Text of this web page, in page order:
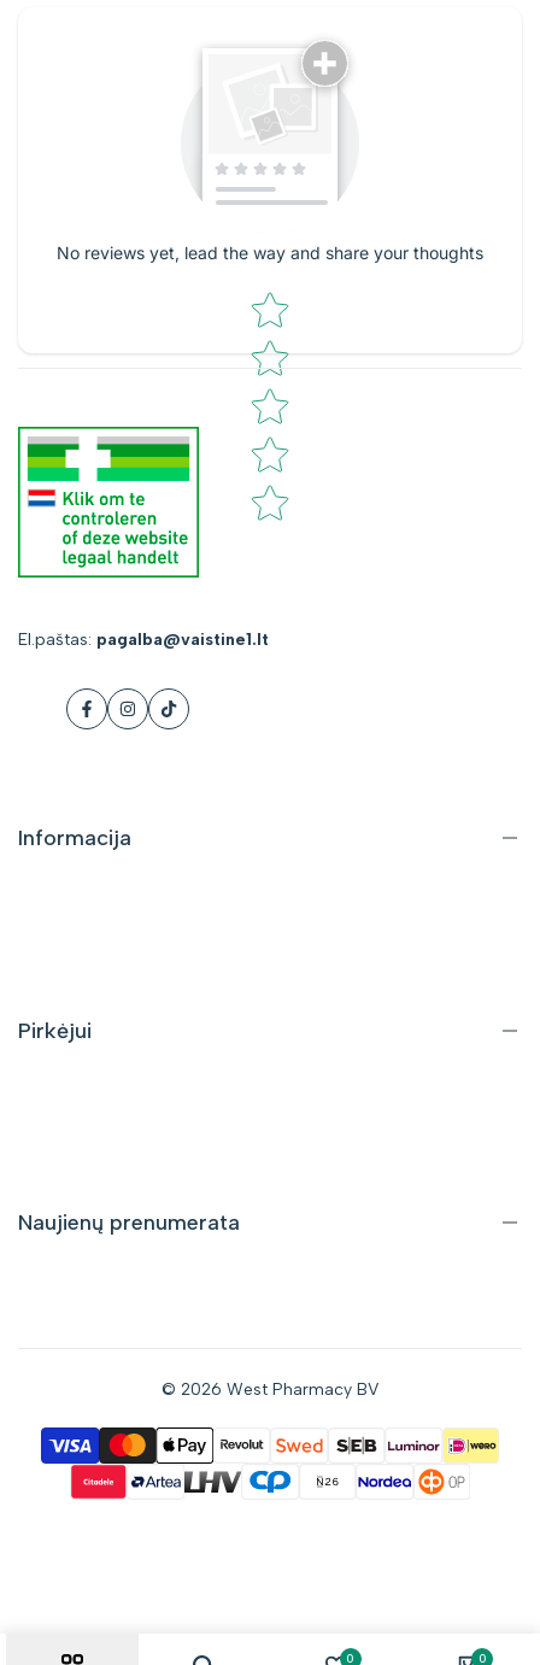
No reviews yet, lead the way and share your thoughts
Star rating
El.paštas: pagalba@vaistine1.lt
Facebook
Instagram
Tiktok
Informacija
Pirkėjui
Naujienų prenumerata
Sutinku gauti naujienas el. paštu
© 2026 West Pharmacy BV
0 0